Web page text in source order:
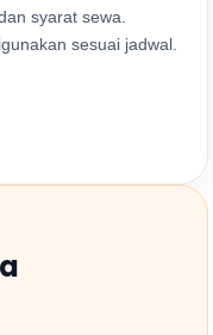
syarat sewa.
sesuai jadwal.